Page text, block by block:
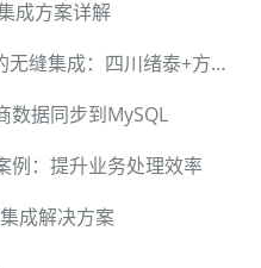
成方案详解
实现营销云数据与SQLServer的无缝集成：四川绪泰+方案解析
数据同步到MySQL
例：提升业务处理效率
成解决方案